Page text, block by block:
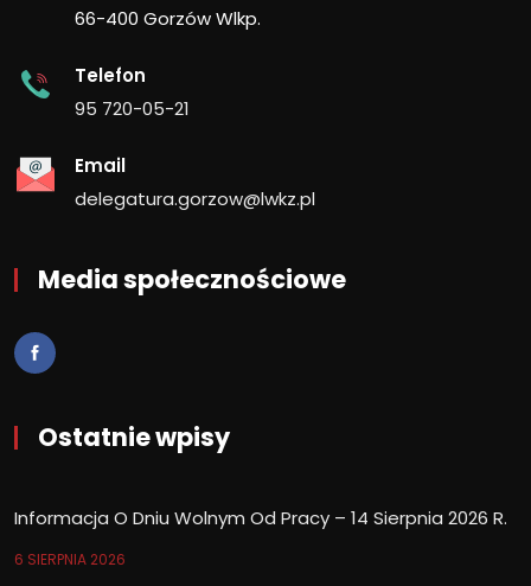
66-400 Gorzów Wlkp.
Telefon
95 720-05-21
Email
delegatura.gorzow@lwkz.pl
Media społecznościowe
Ostatnie wpisy
Informacja O Dniu Wolnym Od Pracy – 14 Sierpnia 2026 R.
6 SIERPNIA 2026